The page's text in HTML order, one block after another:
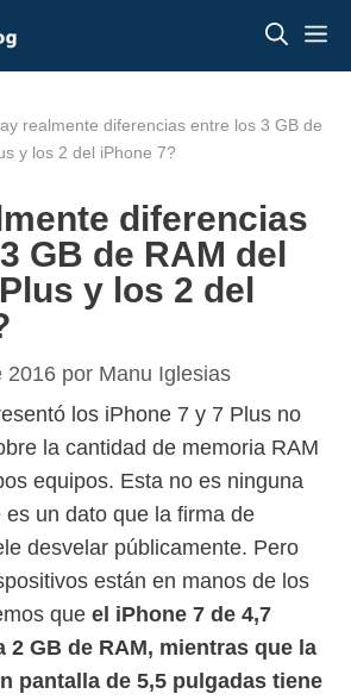
realmente diferencias entre los 3 GB de
y los 2 del iPhone 7?
diferencias
GB de RAM del
y los 2 del
2016 por Manu Iglesias
los iPhone 7 y 7 Plus no
la cantidad de memoria RAM
equipos. Esta no es ninguna
un dato que la firma de
desvelar públicamente. Pero
están en manos de los
que el iPhone 7 de 4,7
2 GB de RAM, mientras que la
pantalla de 5,5 pulgadas tiene